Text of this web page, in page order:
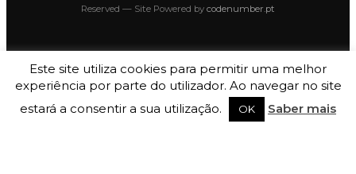
Reserved — Site Powered by codenumber.pt
Este site utiliza cookies para permitir uma melhor
experiência por parte do utilizador. Ao navegar no site
estará a consentir a sua utilização.
OK Saber mais